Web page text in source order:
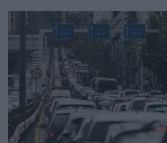
MY PROPERTY
ΚΑΡΑΜΠΟΛΕΣ
ΟΡΟΙ ΧΡΗΣΗΣ
ΕΠΙΚΟΙΝΩΝΙΑ